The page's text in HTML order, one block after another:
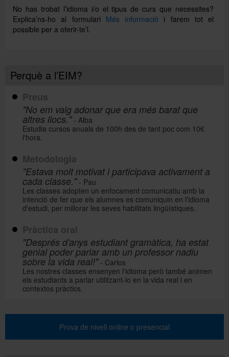
No has trobat l’idioma i/o el tipus de curs que necessites?
Explica’ns-ho al formulari Més informació i farem tot el
possible per a oferir-te’l.
Perquè a l’EIM?
Preus
"No em vaig adonar que era més barat que
altres llocs."- Alba
Estudia cursos anuals de 100h des de tant poc com 10€
l'hora.
Metodologia
"Estava molt motivat i participava activament a
cada classe."- Pau
Les classes adopten un enfocament comunicatiu amb la
intenció de fer que els alumnes es comuniquin en l'idioma
d'estudi, per millorar les seves habilitats lingüístiques.
Pràctica oral
"Després d'anys estudiant gramàtica, ha estat
genial poder parlar amb un professor nadiu
sobre la vida real!"- Carlos
Les nostres classes ensenyen l'idioma però també animen
els estudiants a parlar utilitzant-lo en la vida real i en
contextos pràctics.
Prova de nivell online o presencial